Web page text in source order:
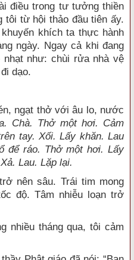
điều trong tư tưởng thiền
tôi từ hội thảo đầu tiên ấy.
khích ta thực hành
ngày. Ngay cả khi đang
như: chùi rửa nhà vệ
dạo.
ngạt thở với âu lo, nước
Chà. Thở một hơi. Cảm
tay. Xối. Lấy khăn. Lau
để ráo. Thở một hơi. Lấy
Lau. Lặp lại.
nên sâu. Trái tim mong
độ. Tâm nhiễu loạn trở
nhiều tháng qua, tôi cảm